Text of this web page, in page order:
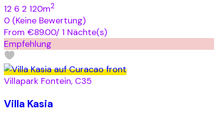
12 6 2 120m2
0 (Keine Bewertung)
From €89.00/ 1 Nächte(s)
Empfehlung
Villapark Fontein, C35
Villa Kasia